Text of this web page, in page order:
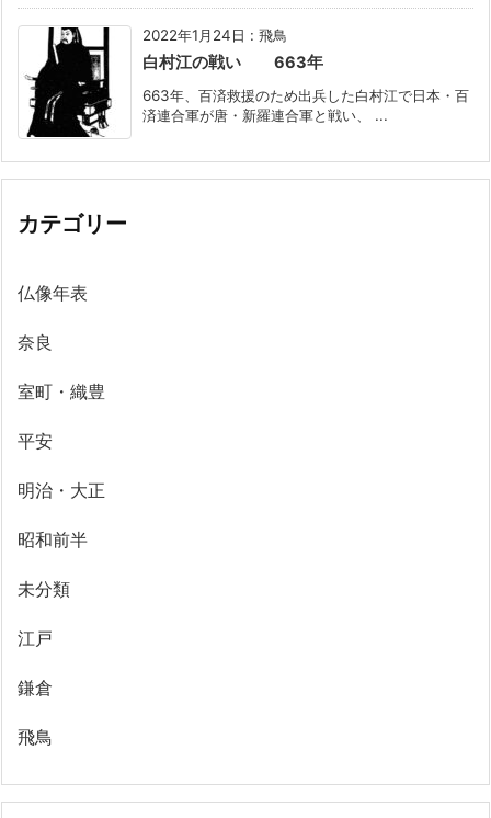
2022年1月24日 : 飛鳥
白村江の戦い 663年
663年、百済救援のため出兵した白村江で日本・百
済連合軍が唐・新羅連合軍と戦い、 ...
カテゴリー
仏像年表
奈良
室町・織豊
平安
明治・大正
昭和前半
未分類
江戸
鎌倉
飛鳥